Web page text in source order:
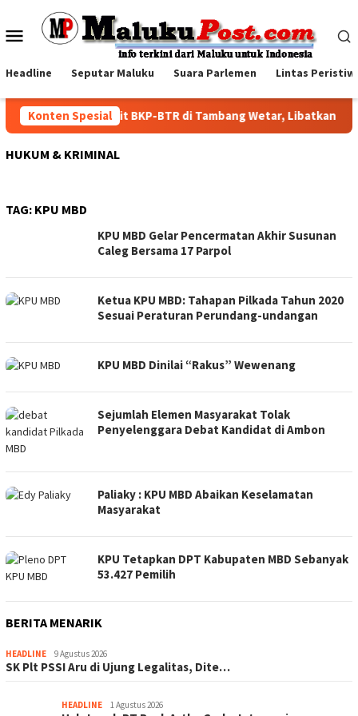
konten
Menu
Headline Seputar Maluku Suara Parlemen Lintas
Konten Spesial
Family Visit BKP-BTR di Tambang Wetar, Libatkan
HUKUM & KRIMINAL
TAG: KPU MBD
KPU MBD Gelar Pencermatan Akhir Susunan
Caleg Bersama 17 Parpol
Ketua KPU MBD: Tahapan Pilkada Tahun 2020
Sesuai Peraturan Perundang-undangan
KPU MBD Dinilai “Rakus” Wewenang
Sejumlah Elemen Masyarakat Tolak
Penyelenggara Debat Kandidat di Ambon
Paliaky : KPU MBD Abaikan Keselamatan
Masyarakat
KPU Tetapkan DPT Kabupaten MBD Sebanyak
53.427 Pemilih
BERITA MENARIK
HEADLINE 9 Agustus 2026
SK Plt PSSI Aru di Ujung Legalitas, Dite…
HEADLINE 1 Agustus 2026